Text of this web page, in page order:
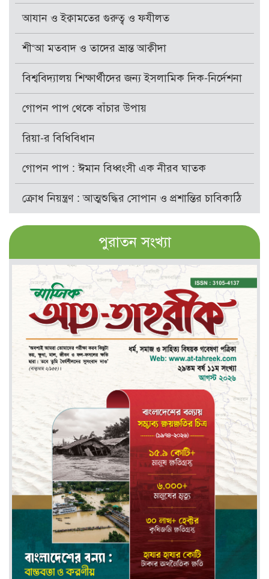
আযান ও ইক্বামতের গুরুত্ব ও ফযীলত
শী‘আ মতবাদ ও তাদের ভ্রান্ত আক্বীদা
বিশ্ববিদ্যালয় শিক্ষার্থীদের জন্য ইসলামিক দিক-নির্দেশনা
গোপন পাপ থেকে বাঁচার উপায়
রিয়া-র বিধিবিধান
গোপন পাপ : ঈমান বিধ্বংসী এক নীরব ঘাতক
ক্রোধ নিয়ন্ত্রণ : আত্মশুদ্ধির সোপান ও প্রশান্তির চাবিকাঠি
পুরাতন সংখ্যা